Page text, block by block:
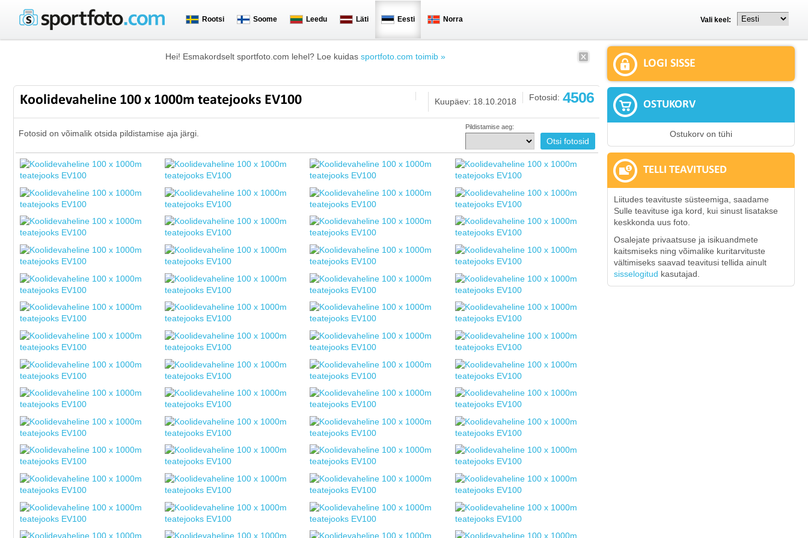
Rootsi Soome Leedu Läti Eesti Norra Vali keel:
Hei! Esmakordselt sportfoto.com lehel? Loe kuidas sportfoto.com toimib »
Koolidevaheline 100 x 1000m teatejooks EV100 Fotosid: 4506
Kuupäev: 18.10.2018
Fotosid on võimalik otsida pildistamise aja järgi.
Pildistamise aeg:
LOGI SISSE
OSTUKORV
Ostukorv on tühi
TELLI TEAVITUSED
Liitudes teavituste süsteemiga, saadame
Sulle teavituse iga kord, kui sinust lisatakse
keskkonda uus foto.
Osalejate privaatsuse ja isikuandmete
kaitsmiseks ning võimalike kuritarvituste
vältimiseks saavad teavitusi tellida ainult
sisselogitud kasutajad.